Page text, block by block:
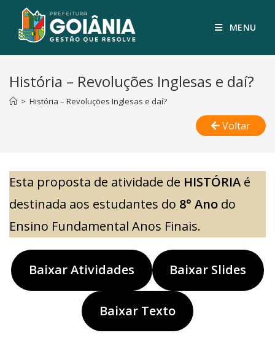
MENU
História – Revoluções Inglesas e daí?
> História – Revoluções Inglesas e daí?
Voltar
Esta proposta de atividade de HISTÓRIA é
destinada aos estudantes do 8° Ano do
Ensino Fundamental Anos Finais.
Baixar Atividades Baixar Slides
Baixar Texto